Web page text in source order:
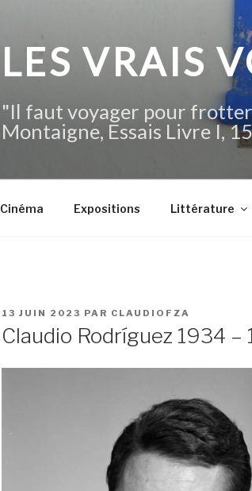
LES VRAIS
"Il faut voyager pour
Montaigne, Essais Livre I,
Cinéma Expositions Littérature
PUBLIÉ
13 JUIN 2023 PAR CLAUDIOFZA
Claudio Rodríguez 1934 –